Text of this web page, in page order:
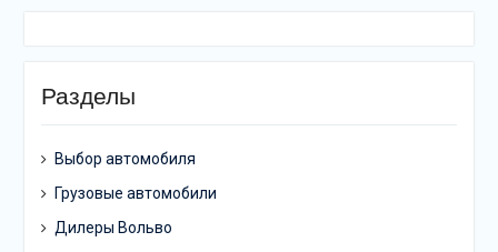
Разделы
Выбор автомобиля
Грузовые автомобили
Дилеры Вольво